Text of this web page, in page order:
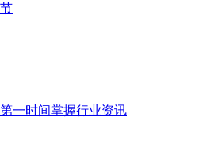
一时间掌握行业资讯